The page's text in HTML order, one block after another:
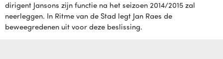
dirigent Jansons zijn functie na het seizoen 2014/2015 zal
neerleggen. In Ritme van de Stad legt Jan Raes de
beweegredenen uit voor deze beslissing.